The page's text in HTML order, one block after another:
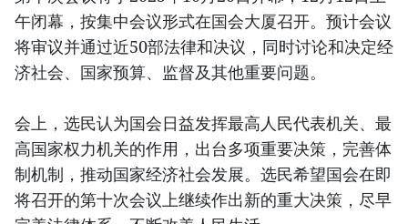
午闭幕，按集中会议形式在国会大厦召开。预计会议
将审议并通过近50部法律和决议，同时讨论和决定经
济社会、国家预算、监督及其他重要问题。
会上，选民认为国会日益发挥最高人民代表机关、最
高国家权力机关的作用，出台多项重要决策，完善体
制机制，推动国家经济社会发展。选民希望国会在即
将召开的第十次会议上继续作出新的重大决策，尽早